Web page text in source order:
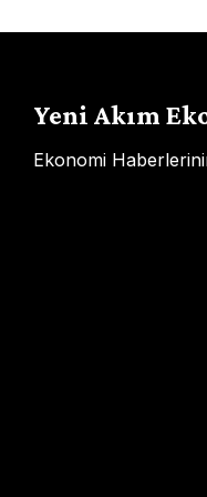
Yeni Akım
Ekonomi